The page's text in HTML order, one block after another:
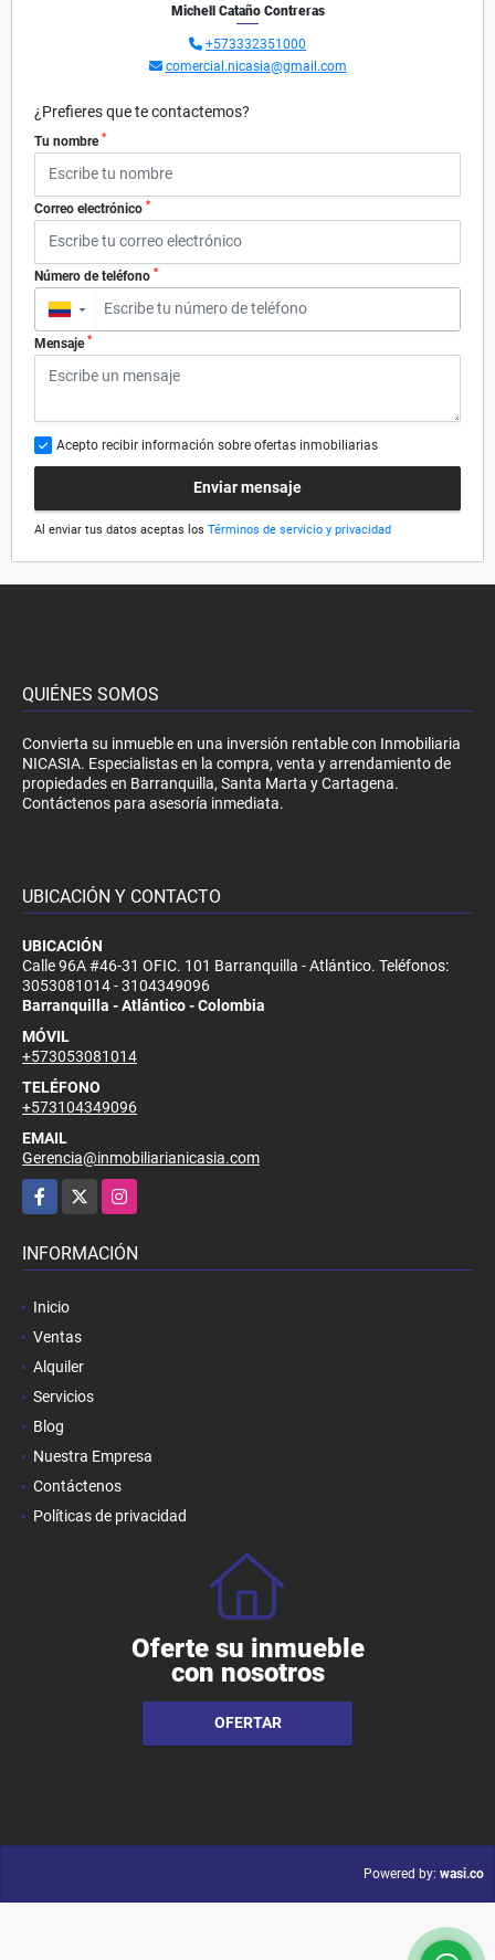
Michell Cataño Contreras
+573332351000
comercial.nicasia@gmail.com
¿Prefieres que te contactemos?
Tu nombre *
Correo electrónico *
Número de teléfono *
▼
Mensaje *
Acepto recibir información sobre ofertas inmobiliarias
Enviar mensaje
Al enviar tus datos aceptas los Términos de servicio y privacidad
QUIÉNES SOMOS
Convierta su inmueble en una inversión rentable con Inmobiliaria
NICASIA. Especialistas en la compra, venta y arrendamiento de
propiedades en Barranquilla, Santa Marta y Cartagena.
Contáctenos para asesoría inmediata.
UBICACIÓN Y CONTACTO
UBICACIÓN
Calle 96A #46-31 OFIC. 101 Barranquilla - Atlántico. Teléfonos:
3053081014 - 3104349096
Barranquilla - Atlántico - Colombia
MÓVIL
+573053081014
TELÉFONO
+573104349096
EMAIL
Gerencia@inmobiliarianicasia.com
Facebook
Instagram
INFORMACIÓN
Inicio
Ventas
Alquiler
Servicios
Blog
Nuestra Empresa
Contáctenos
Políticas de privacidad
Oferte su inmueble
con nosotros
OFERTAR
Powered by: wasi.co